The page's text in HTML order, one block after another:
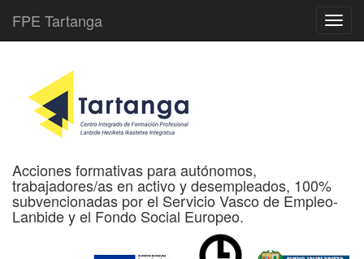
FPE Tartanga
Acciones formativas para autónomos,
trabajadores/as en activo y desempleados, 100%
subvencionadas por el Servicio Vasco de Empleo-
Lanbide y el Fondo Social Europeo.